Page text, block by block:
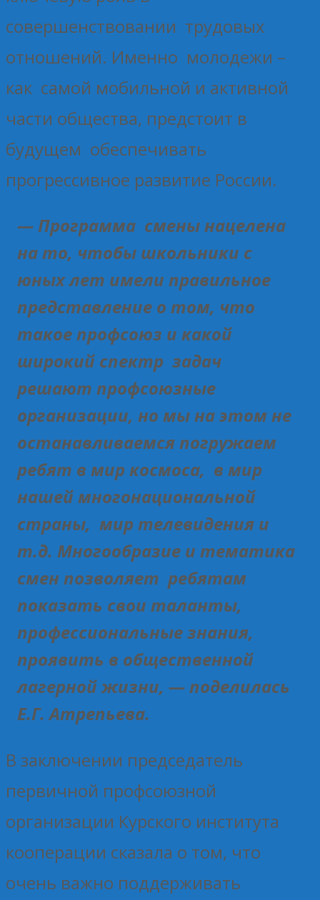
совершенствовании трудовых
отношений. Именно молодежи –
как самой мобильной и активной
части общества, предстоит в
будущем обеспечивать
прогрессивное развитие России.
— Программа смены нацелена
на то, чтобы школьники с
юных лет имели правильное
представление о том, что
такое профсоюз и какой
широкий спектр задач
решают профсоюзные
организации, но мы на этом не
останавливаемся погружаем
ребят в мир космоса, в мир
нашей многонациональной
страны, мир телевидения и
т.д. Многообразие и тематика
смен позволяет ребятам
показать свои таланты,
профессиональные знания,
проявить в общественной
лагерной жизни, — поделилась
Е.Г. Атрепьева.
В заключении председатель
первичной профсоюзной
организации Курского института
кооперации сказала о том, что
очень важно поддерживать